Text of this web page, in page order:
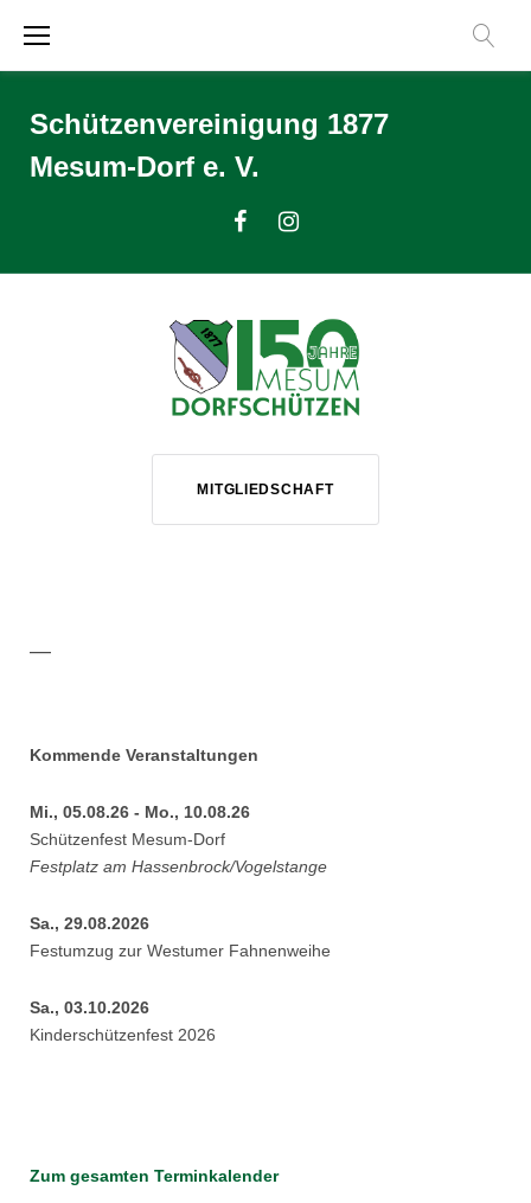
Schützenvereinigung 1877
Mesum-Dorf e. V.
MITGLIEDSCHAFT
Mitglied
—
Kommende Veranstaltungen
Mi., 05.08.26 - Mo., 10.08.26
Schützenfest Mesum-Dorf
Festplatz am Hassenbrock/Vogelstange
Sa., 29.08.2026
Festumzug zur Westumer Fahnenweihe
Sa., 03.10.2026
Kinderschützenfest 2026
Zum gesamten Terminkalender